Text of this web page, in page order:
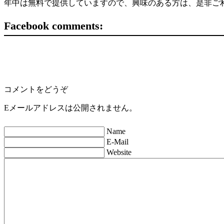
年中は無料で提供していますので、興味のある方は、是非ご
Facebook comments:
コメントをどうぞ
Eメールアドレスは公開されません。
Name
E-Mail
Website